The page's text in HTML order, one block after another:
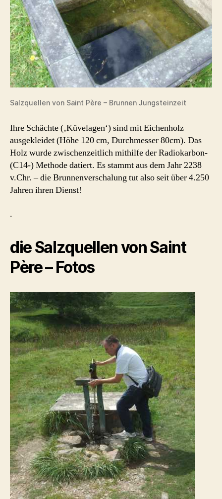
Salzquellen von Saint Père – Brunnen Jungsteinzeit
Ihre Schächte (‚Küvelagen‘) sind mit Eichenholz
ausgekleidet (Höhe 120 cm, Durchmesser 80cm). Das
Holz wurde zwischenzeitlich mithilfe der Radiokarbon-
(C14-) Methode datiert. Es stammt aus dem Jahr 2238
v.Chr. – die Brunnenverschalung tut also seit über 4.250
Jahren ihren Dienst!
.
die Salzquellen von Saint
Père – Fotos